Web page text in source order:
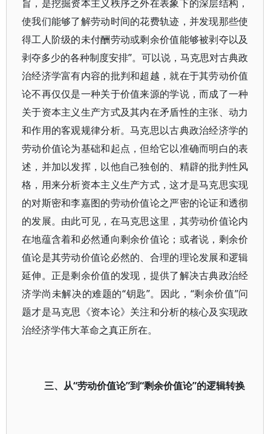
旨，是挖掘资本主义秩序之外在表象下的深层结构，
使我们能够了解劳动时间的花费轨迹，并发现那些使
得工人阶级的未付酬劳动或剩余价值能够被剥夺以及
剥夺多少的各种制度安排”。可以说，马克思对古典政
治经济学富有内容的批判和超越，就在于其劳动价值
论不再仅仅是一种关于价值来源的学说，而成了一种
关于资本主义生产方式及其内在矛盾性的主张、动力
和作用的客观规律分析。马克思以古典政治经济学的
劳动价值论为基础和起点，但给它以准确而明白的表
述，并加以发挥，以他自己独创的、精辟的批判性风
格，用来分析资本主义生产方式，这才是马克思实现
的对斯密和李嘉图的劳动价值论之严密的论证和透彻
的发展。由此可见，在马克思这里，其劳动价值论内
在地蕴含着和必然通向剩余价值论；或者说，剩余价
值论是其劳动价值论必然的、合理的理论发展和逻辑
延伸。正是剩余价值的发现，提供了解决古典政治经
济学尚未解决的难题的“钥匙”。因此，“剩余价值”问
题才是马克思《资本论》关注和分析的核心及实现政
治经济学伟大革命之真正所在。
三、从“劳动价值论”到“剩余价值论”的逻辑转换